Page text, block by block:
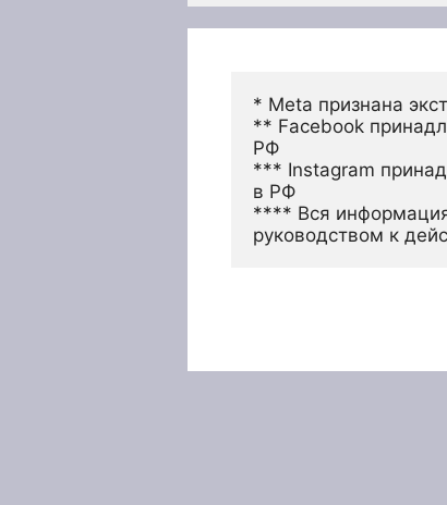
* Meta признана
** Facebook
РФ
*** Instagram
в РФ
**** Вся
руководством к